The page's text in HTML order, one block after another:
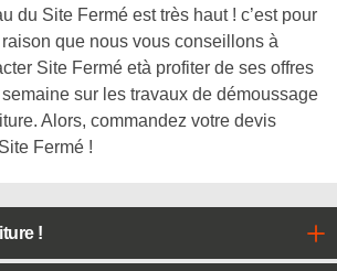
du Site Fermé est très haut ! c’est pour
que nous vous conseillons à
Site Fermé età profiter de ses offres
sur les travaux de démoussage
Alors, commandez votre devis
Fermé !
!